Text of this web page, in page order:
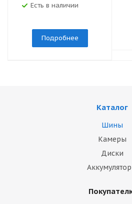
Есть в наличии
Подробнее
Каталог
Шины
Камеры
Диски